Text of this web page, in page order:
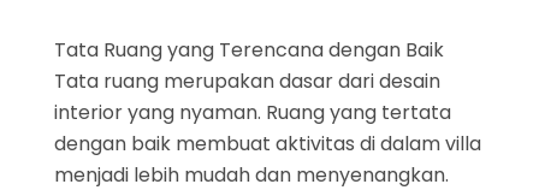
Tata Ruang yang Terencana dengan Baik
Tata ruang merupakan dasar dari desain
interior yang nyaman. Ruang yang tertata
dengan baik membuat aktivitas di dalam villa
menjadi lebih mudah dan menyenangkan.